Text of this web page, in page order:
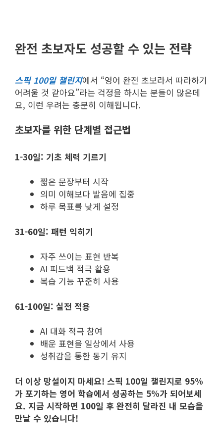
완전 초보자도 성공할 수 있는 전략
스픽 100일 챌린지에서 “영어 완전 초보라서 따라하기
어려울 것 같아요”라는 걱정을 하시는 분들이 많은데
요, 이런 우려는 충분히 이해됩니다.
초보자를 위한 단계별 접근법
1-30일: 기초 체력 기르기
짧은 문장부터 시작
의미 이해보다 발음에 집중
하루 목표를 낮게 설정
31-60일: 패턴 익히기
자주 쓰이는 표현 반복
AI 피드백 적극 활용
복습 기능 꾸준히 사용
61-100일: 실전 적용
AI 대화 적극 참여
배운 표현을 일상에서 사용
성취감을 통한 동기 유지
더 이상 망설이지 마세요! 스픽 100일 챌린지로 95%
가 포기하는 영어 학습에서 성공하는 5%가 되어보세
요. 지금 시작하면 100일 후 완전히 달라진 내 모습을
만날 수 있습니다!